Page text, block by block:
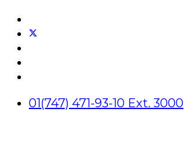
01(747) 471-93-10 Ext. 3000